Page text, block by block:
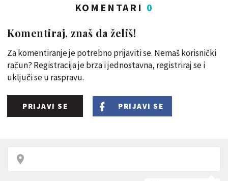
KOMENTARI 0
Komentiraj, znaš da želiš!
Za komentiranje je potrebno prijaviti se. Nemaš korisnički
račun? Registracija je brza i jednostavna, registriraj se i
uključi se u raspravu.
PRIJAVI SE PRIJAVI SE